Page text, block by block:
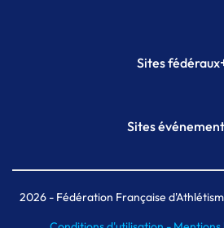
Sites fédéraux
Plateforme
Sites
Meeting de Paris
MAIF Ekiden de
2026- Fédération Française